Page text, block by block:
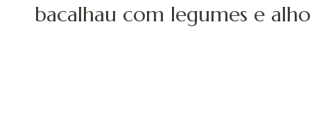
bacalhau com legumes e alho